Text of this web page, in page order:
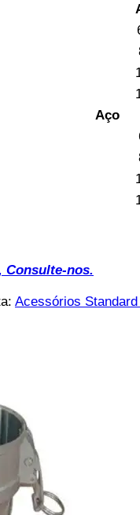
Aço
Consulte-nos.
Acessórios